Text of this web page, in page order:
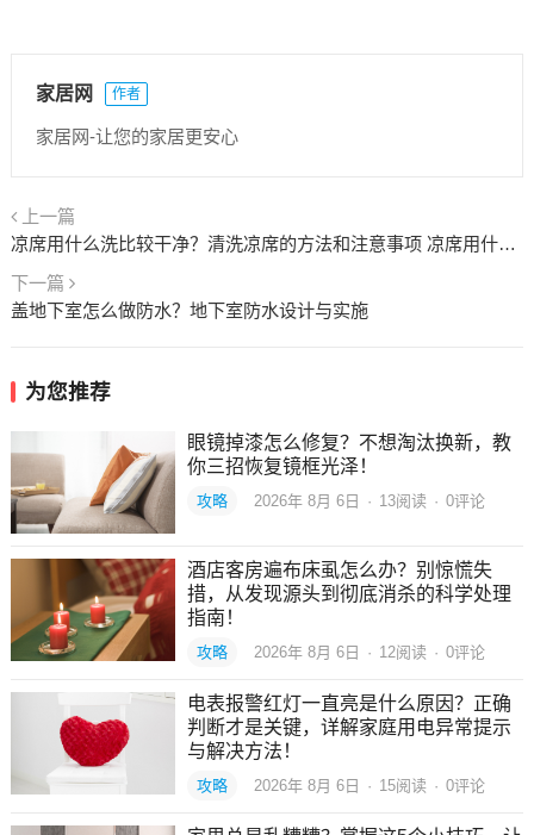
家居网 作者
家居网-让您的家居更安心
上一篇
凉席用什么洗比较干净？清洗凉席的方法和注意事项 凉席用什么洗比较干净
下一篇
盖地下室怎么做防水？地下室防水设计与实施
为您推荐
眼镜掉漆怎么修复？不想淘汰换新，教
你三招恢复镜框光泽！
攻略 2026年 8月 6日 · 13阅读 · 0评论
酒店客房遍布床虱怎么办？别惊慌失
措，从发现源头到彻底消杀的科学处理
指南！
攻略 2026年 8月 6日 · 12阅读 · 0评论
电表报警红灯一直亮是什么原因？正确
判断才是关键，详解家庭用电异常提示
与解决方法！
攻略 2026年 8月 6日 · 15阅读 · 0评论